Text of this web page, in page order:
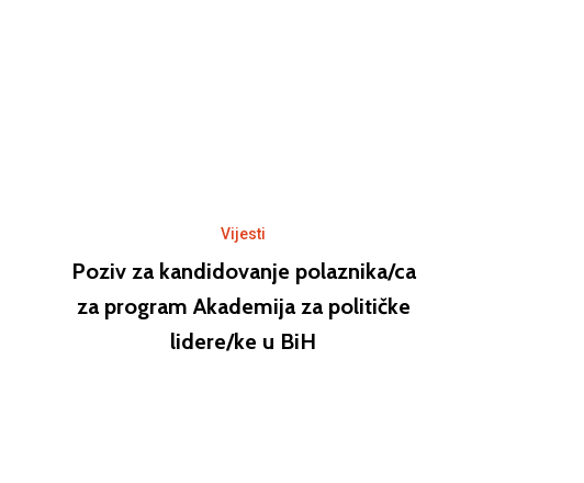
Vijesti
Poziv za kandidovanje polaznika/ca
za program Akademija za političke
lidere/ke u BiH